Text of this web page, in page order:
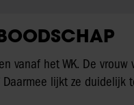
vanaf het WK. De
Daarmee lijkt ze